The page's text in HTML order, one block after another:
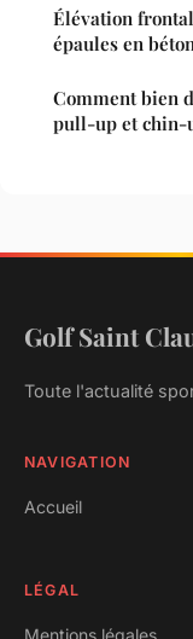
Élévation
épaules en
Comment bien
pull-up et chin-
Golf Saint
Toute l'actualité
NAVIGATION
Accueil
LÉGAL